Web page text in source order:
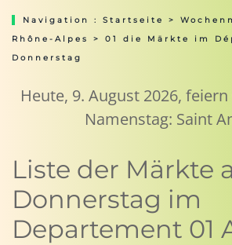
Navigation : Startseite >
Rhône-Alpes
> 01 die Märkte im
Donnerstag
Heute, 9. August 2026,
Namenstag: Saint
Liste der Märkte
Donnerstag im
Departement 01